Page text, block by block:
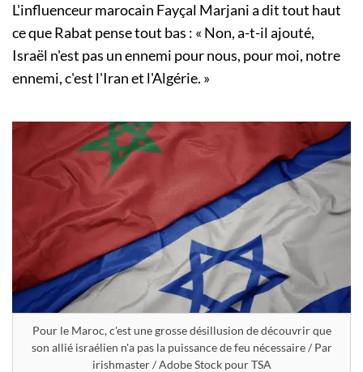
L'influenceur marocain Fayçal Marjani a dit tout haut
ce que Rabat pense tout bas : « Non, a-t-il ajouté,
Israël n'est pas un ennemi pour nous, pour moi, notre
ennemi, c'est l'Iran et l'Algérie. »
Pour le Maroc, c'est une grosse désillusion de découvrir que
son allié israélien n'a pas la puissance de feu nécessaire / Par
irishmaster / Adobe Stock pour TSA